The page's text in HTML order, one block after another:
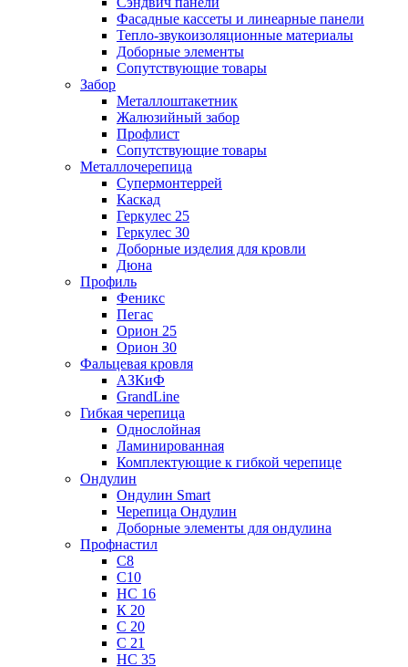
Фасадные кассеты и линеарные панели
Тепло-звукоизоляционные материалы
Доборные элементы
Сопутствующие товары
Забор
Металлоштакетник
Жалюзийный забор
Профлист
Сопутствующие товары
Металлочерепица
Супермонтеррей
Каскад
Геркулес 25
Геркулес 30
Доборные изделия для кровли
Дюна
Профиль
Феникс
Пегас
Орион 25
Орион 30
Фальцевая кровля
АЗКиФ
GrandLine
Гибкая черепица
Однослойная
Ламинированная
Комплектующие к гибкой черепице
Ондулин
Ондулин Smart
Черепица Ондулин
Доборные элементы для ондулина
Профнастил
С8
С10
НС 16
К 20
С 20
С 21
НС 35